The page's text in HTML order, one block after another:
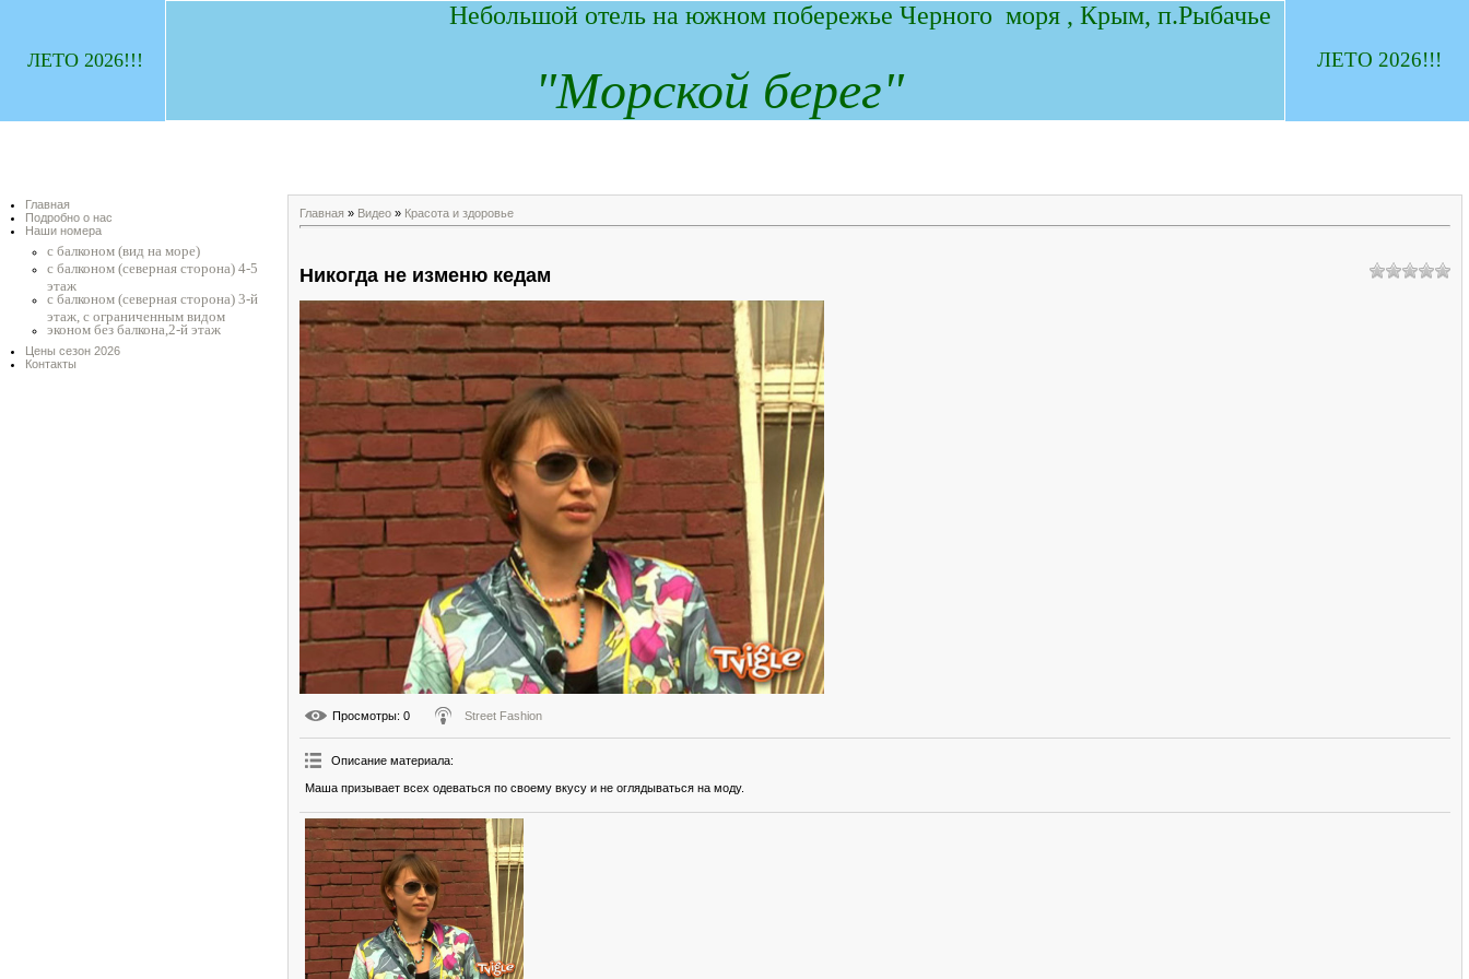
ЛЕТО 2026!!!
Небольшой отель на южном побережье Черного моря , Крым, п.Рыбачье
"Морской берег"
ЛЕТО 2026!!!
Главная
Подробно о нас
Наши номера
с балконом (вид на море)
с балконом (северная сторона) 4-5
этаж
с балконом (северная сторона) 3-й
этаж, с ограниченным видом
эконом без балкона,2-й этаж
Цены сезон 2026
Контакты
Главная » Видео » Красота и здоровье
Никогда не изменю кедам
Просмотры: 0 Street Fashion
Описание материала:
Маша призывает всех одеваться по своему вкусу и не оглядываться на моду.